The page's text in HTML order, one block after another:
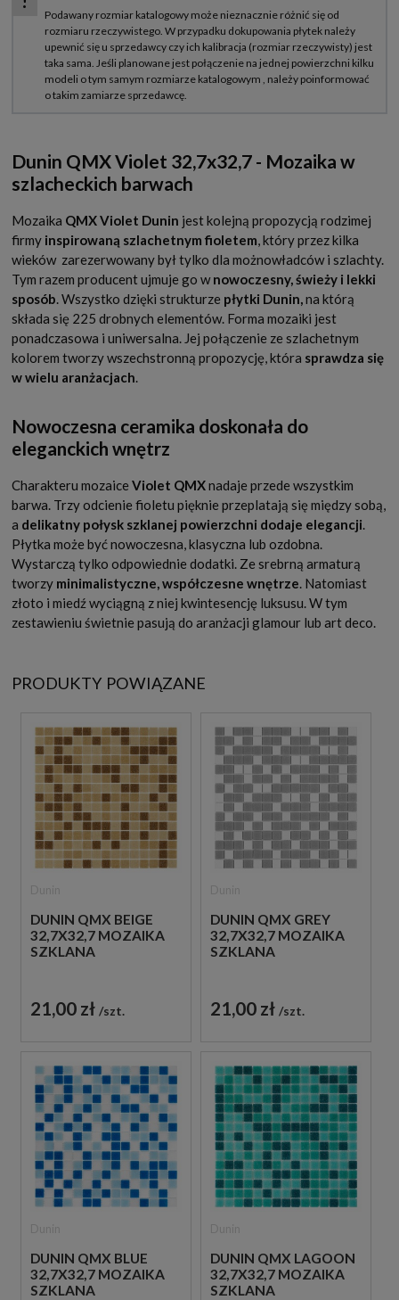
Dunin QMX Violet 32,7x32,7 - Mozaika w
szlacheckich barwach
Mozaika QMX Violet Dunin jest kolejną propozycją rodzimej
firmy inspirowaną szlachetnym fioletem, który przez kilka
wieków zarezerwowany był tylko dla możnowładców i szlachty.
Tym razem producent ujmuje go wnowoczesny, świeży i lekki
sposób. Wszystko dzięki strukturze płytki Dunin,na którą
składa się 225 drobnych elementów. Forma mozaiki jest
ponadczasowa i uniwersalna. Jej połączenie ze szlachetnym
kolorem tworzy wszechstronną propozycję, która sprawdza się
w wielu aranżacjach.
Nowoczesna ceramika doskonała do
eleganckich wnętrz
Charakteru mozaice Violet QMXnadaje przede wszystkim
barwa. Trzy odcienie fioletu pięknie przeplatają się między sobą,
a delikatny połysk szklanej powierzchni dodaje elegancji.
Płytka może być nowoczesna, klasyczna lub ozdobna.
Wystarczą tylko odpowiednie dodatki. Ze srebrną armaturą
tworzy minimalistyczne, współczesne wnętrze. Natomiast
złoto i miedź wyciągną z niej kwintesencję luksusu. W tym
zestawieniu świetnie pasują do aranżacji glamour lub art deco.
PRODUKTY POWIĄZANE
DUNIN QMX BEIGE
32,7X32,7 MOZAIKA
SZKLANA
21,00 zł szt.
DUNIN QMX GREY
32,7X32,7 MOZAIKA
SZKLANA
21,00 zł szt.
DUNIN QMX BLUE
32,7X32,7 MOZAIKA
SZKLANA
DUNIN QMX LAGOON
32,7X32,7 MOZAIKA
SZKLANA